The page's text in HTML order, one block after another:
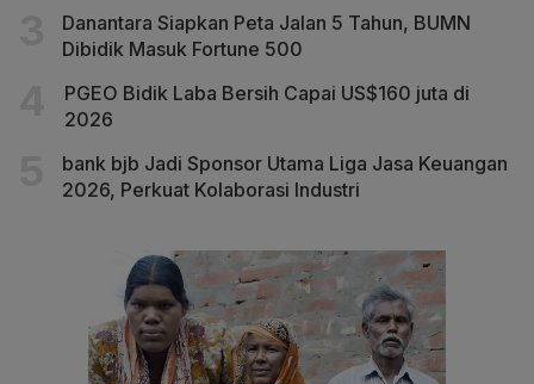
Danantara Siapkan Peta Jalan 5 Tahun, BUMN
Dibidik Masuk Fortune 500
PGEO Bidik Laba Bersih Capai US$160 juta di
2026
bank bjb Jadi Sponsor Utama Liga Jasa Keuangan
2026, Perkuat Kolaborasi Industri